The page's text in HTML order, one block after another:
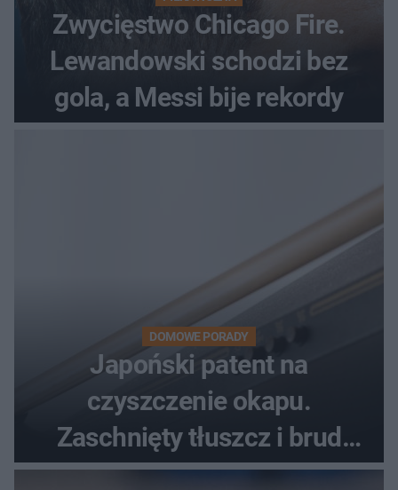
Zwycięstwo Chicago Fire.
Lewandowski schodzi bez
gola, a Messi bije rekordy
DOMOWE PORADY
Japoński patent na
czyszczenie okapu.
Zaschnięty tłuszcz i brud
znikną bez szorowania